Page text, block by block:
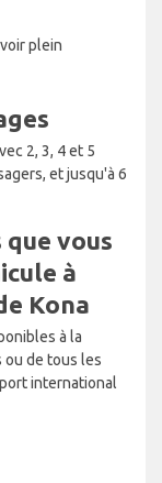
plein
2, 3, 4 et 5
et jusqu'à 6
vous
à
Kona
à la
ou de tous les
international